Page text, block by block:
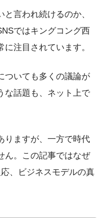
言われ続けるのか、
ではキングコング西
注目されています。
ついても多くの議論が
な話題も、ネット上で
りますが、一方で時代
ん。この記事ではなぜ
、ビジネスモデルの真